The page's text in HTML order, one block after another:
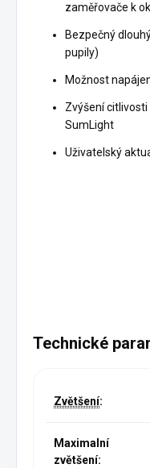
zaměřovače k
Bezpečný
pupily)
Možnost
Zvýšení
SumLight
Uživatelský
Technické
Zvětšení:
Maximalní
zvětšení: